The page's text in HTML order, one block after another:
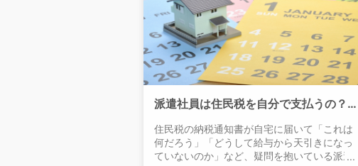
派遣社員は住民税を自分で支払うの？確定申告は？派遣社員と納税について
住民税の納税通知書が自宅に届いて「これは
何だろう」「どうして給与から天引きになっ
ていないのか」など、疑問を抱いている派遣